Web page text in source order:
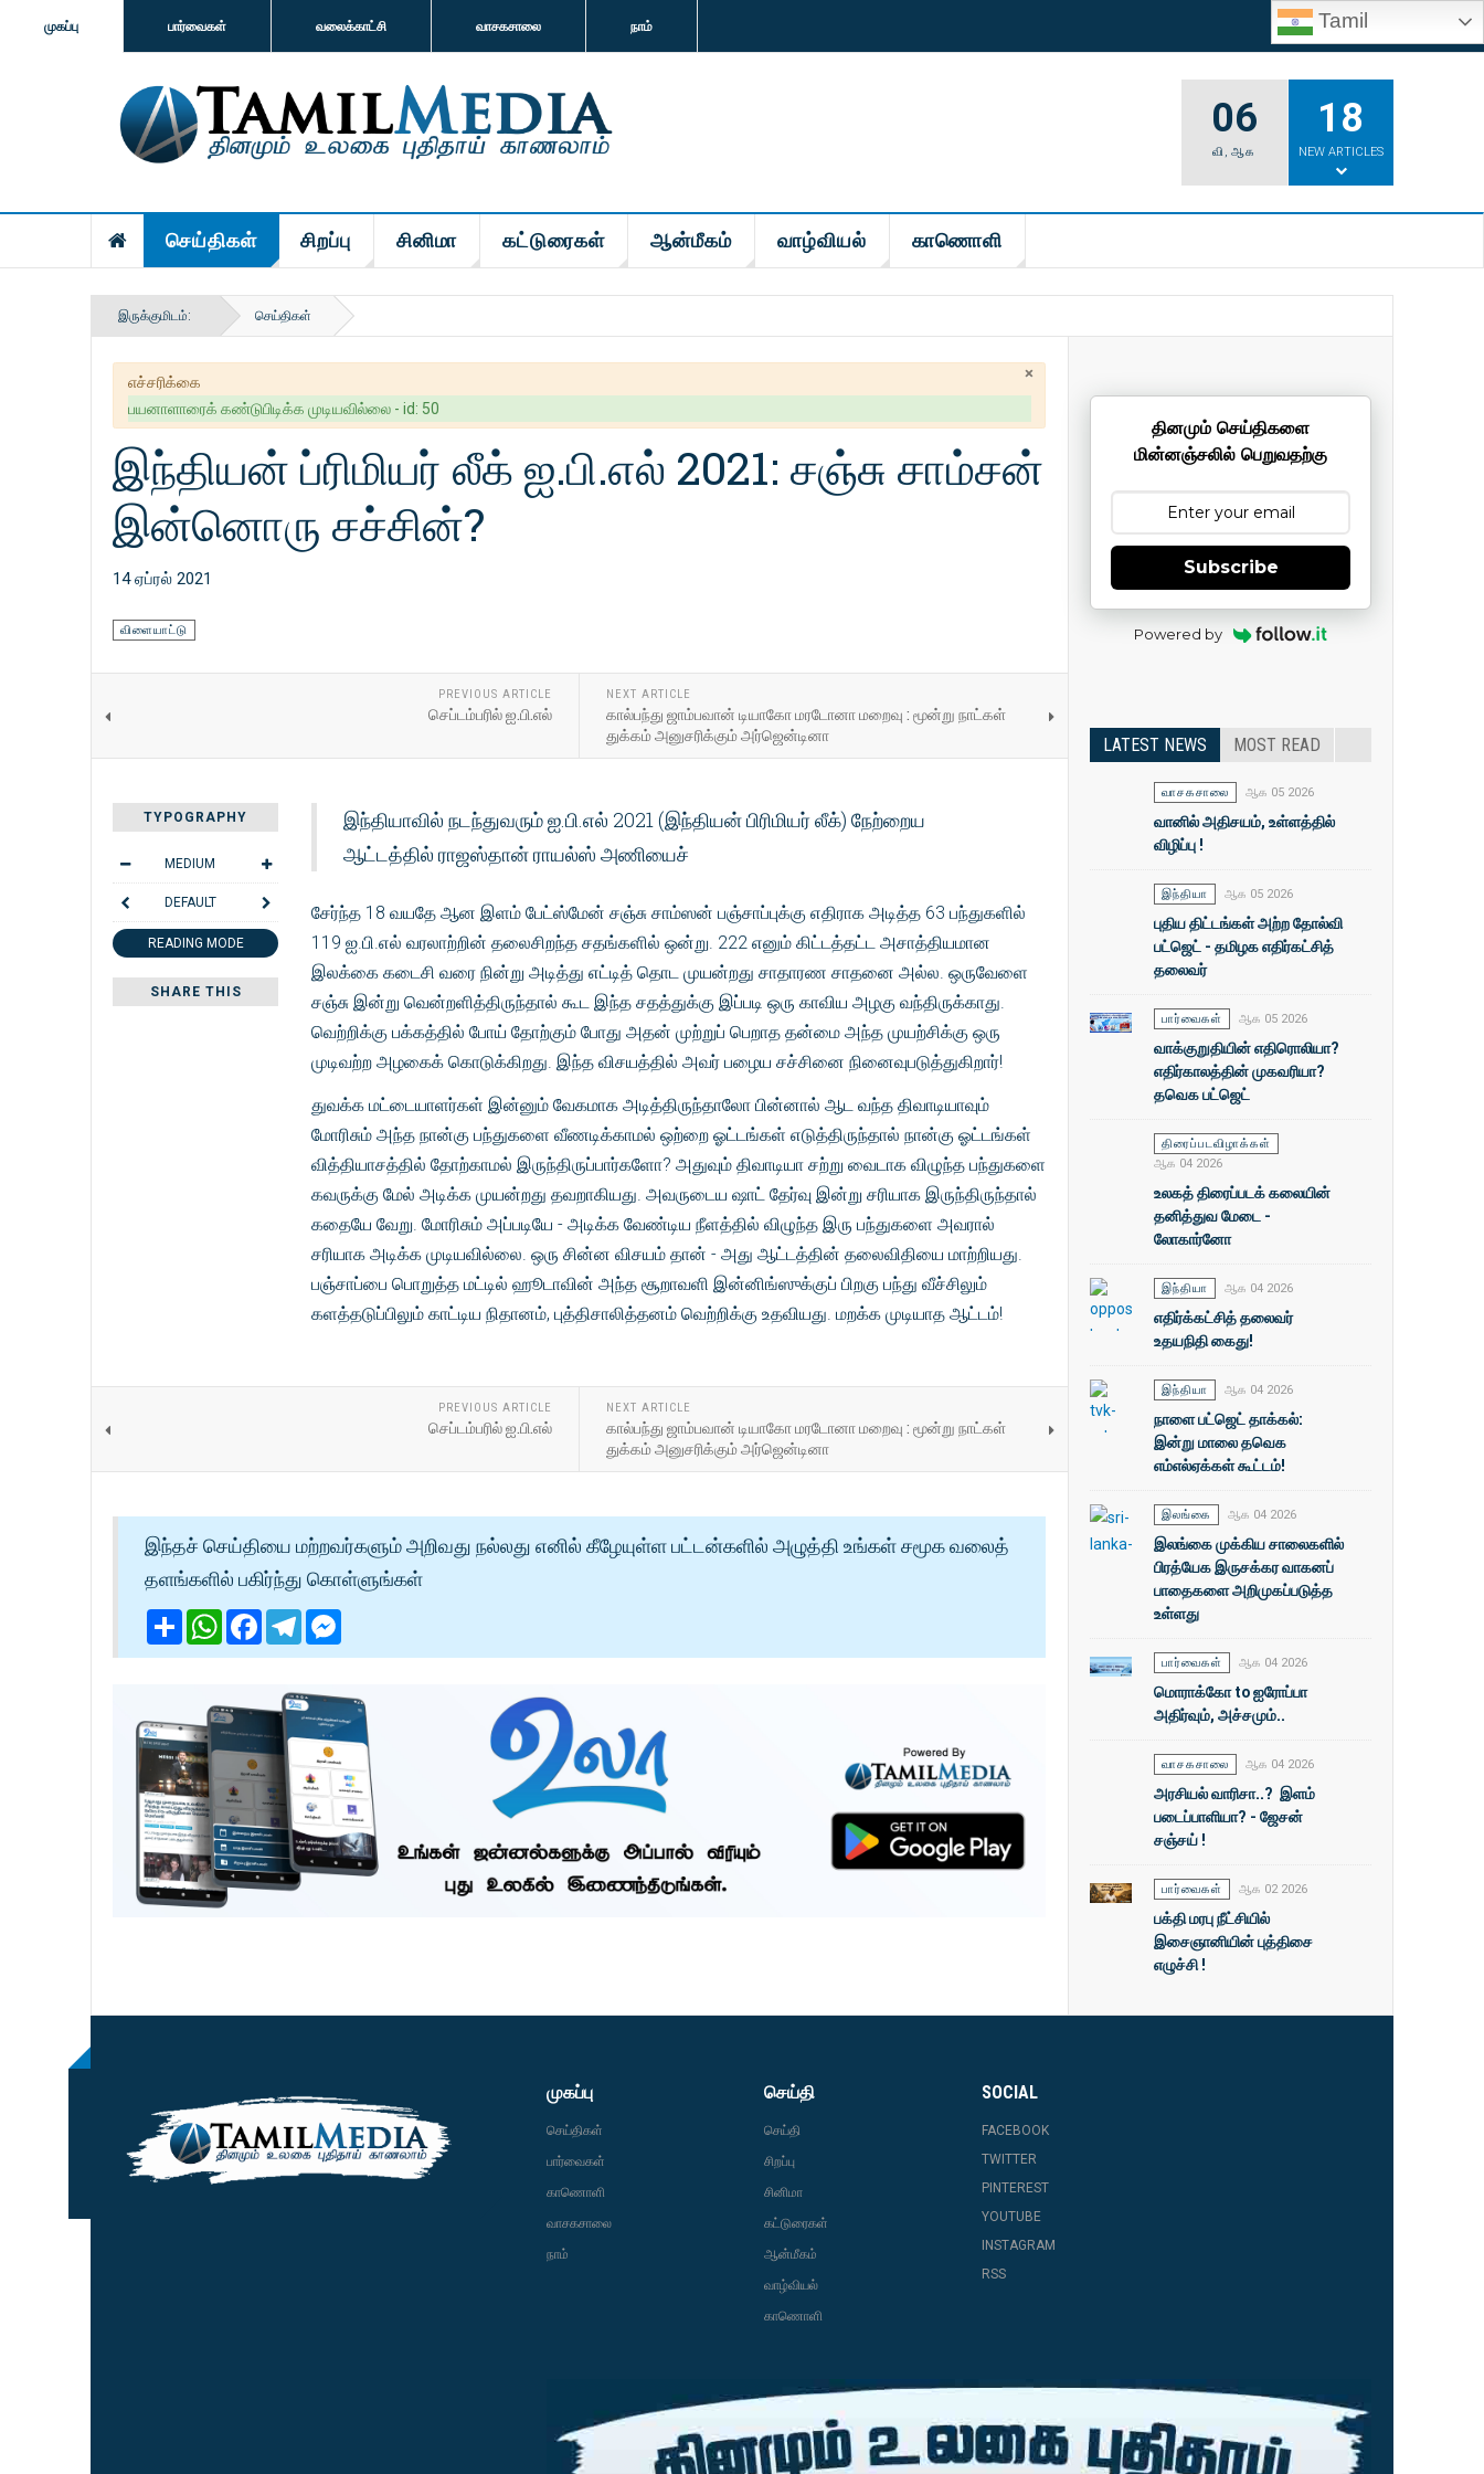
முகப்பு பார்வைகள் வலைக்காட்சி வாசகசாலை நாம் Tamil
06
வி,ஆக
18
NEW ARTICLES
செய்திகள் சிறப்பு சினிமா கட்டுரைகள் ஆன்மீகம் வாழ்வியல் காணொளி
இருக்குமிடம்: செய்திகள்
×
எச்சரிக்கை
பயனாளாரைக் கண்டுபிடிக்க முடியவில்லை - id: 50
இந்தியன் ப்ரிமியர் லீக் ஐ.பி.எல் 2021: சஞ்சு சாம்சன்
இன்னொரு சச்சின்?
14 ஏப்ரல் 2021
விளையாட்டு
PREVIOUS ARTICLE
செப்டம்பரில் ஐ.பி.எல்
NEXT ARTICLE
கால்பந்து ஜாம்பவான் டியாகோ மரடோனா மறைவு : மூன்று நாட்கள்
துக்கம் அனுசரிக்கும் அர்ஜென்டினா
TYPOGRAPHY
MEDIUM
DEFAULT
READING MODE
SHARE THIS
இந்தியாவில் நடந்துவரும் ஐ.பி.எல் 2021 (இந்தியன் பிரிமியர் லீக்) நேற்றைய
ஆட்டத்தில் ராஜஸ்தான் ராயல்ஸ் அணியைச்
சேர்ந்த 18 வயதே ஆன இளம் பேட்ஸ்மேன் சஞ்சு சாம்ஸன் பஞ்சாப்புக்கு எதிராக அடித்த 63 பந்துகளில்
119 ஐ.பி.எல் வரலாற்றின் தலைசிறந்த சதங்களில் ஒன்று. 222 எனும் கிட்டத்தட்ட அசாத்தியமான
இலக்கை கடைசி வரை நின்று அடித்து எட்டித் தொட முயன்றது சாதாரண சாதனை அல்ல. ஒருவேளை
சஞ்சு இன்று வென்றளித்திருந்தால் கூட இந்த சதத்துக்கு இப்படி ஒரு காவிய அழகு வந்திருக்காது.
வெற்றிக்கு பக்கத்தில் போய் தோற்கும் போது அதன் முற்றுப் பெறாத தன்மை அந்த முயற்சிக்கு ஒரு
முடிவற்ற அழகைக் கொடுக்கிறது. இந்த விசயத்தில் அவர் பழைய சச்சினை நினைவுபடுத்துகிறார்!
துவக்க மட்டையாளர்கள் இன்னும் வேகமாக அடித்திருந்தாலோ பின்னால் ஆட வந்த திவாடியாவும்
மோரிசும் அந்த நான்கு பந்துகளை வீணடிக்காமல் ஒற்றை ஓட்டங்கள் எடுத்திருந்தால் நான்கு ஓட்டங்கள்
வித்தியாசத்தில் தோற்காமல் இருந்திருப்பார்களோ? அதுவும் திவாடியா சற்று வைடாக விழுந்த பந்துகளை
கவருக்கு மேல் அடிக்க முயன்றது தவறாகியது. அவருடைய ஷாட் தேர்வு இன்று சரியாக இருந்திருந்தால்
கதையே வேறு. மோரிசும் அப்படியே - அடிக்க வேண்டிய நீளத்தில் விழுந்த இரு பந்துகளை அவரால்
சரியாக அடிக்க முடியவில்லை. ஒரு சின்ன விசயம் தான் - அது ஆட்டத்தின் தலைவிதியை மாற்றியது.
பஞ்சாப்பை பொறுத்த மட்டில் ஹூடாவின் அந்த சூறாவளி இன்னிங்ஸுக்குப் பிறகு பந்து வீச்சிலும்
களத்தடுப்பிலும் காட்டிய நிதானம், புத்திசாலித்தனம் வெற்றிக்கு உதவியது. மறக்க முடியாத ஆட்டம்!
PREVIOUS ARTICLE
செப்டம்பரில் ஐ.பி.எல்
NEXT ARTICLE
கால்பந்து ஜாம்பவான் டியாகோ மரடோனா மறைவு : மூன்று நாட்கள்
துக்கம் அனுசரிக்கும் அர்ஜென்டினா
இந்தச் செய்தியை மற்றவர்களும் அறிவது நல்லது எனில் கீழேயுள்ள பட்டன்களில் அழுத்தி உங்கள் சமூக வலைத்
தளங்களில் பகிர்ந்து கொள்ளுங்கள்
ShareWhatsApp
Facebook
Telegram
தினமும் செய்திகளை
மின்னஞ்சலில் பெறுவதற்கு
Subscribe
Powered by
LATEST NEWS MOST READ
வாசகசாலை ஆக 05 2026
வானில் அதிசயம், உள்ளத்தில்
விழிப்பு !
இந்தியா ஆக 05 2026
புதிய திட்டங்கள் அற்ற தோல்வி
பட்ஜெட் - தமிழக எதிர்கட்சித்
தலைவர்
பார்வைகள் ஆக 05 2026
வாக்குறுதியின் எதிரொலியா?
எதிர்காலத்தின் முகவரியா?
தவெக பட்ஜெட்
திரைப்படவிழாக்கள்
ஆக 04 2026
உலகத் திரைப்படக் கலையின்
தனித்துவ மேடை -
லோகார்னோ
இந்தியா ஆக 04 2026
எதிர்க்கட்சித் தலைவர்
உதயநிதி கைது!
இந்தியா ஆக 04 2026
நாளை பட்ஜெட் தாக்கல்:
இன்று மாலை தவெக
எம்எல்ஏக்கள் கூட்டம்!
இலங்கை ஆக 04 2026
இலங்கை முக்கிய சாலைகளில்
பிரத்யேக இருசக்கர வாகனப்
பாதைகளை அறிமுகப்படுத்த
உள்ளது
பார்வைகள் ஆக 04 2026
மொராக்கோ to ஐரோப்பா
அதிர்வும், அச்சமும்..
வாசகசாலை ஆக 04 2026
அரசியல் வாரிசா..? இளம்
படைப்பாளியா? - ஜேசன்
சஞ்சய் !
பார்வைகள் ஆக 02 2026
பக்தி மரபு நீட்சியில்
இசைஞானியின் புத்திசை
எழுச்சி !
முகப்பு
செய்திகள்
பார்வைகள்
காணொளி
வாசகசாலை
நாம்
செய்தி
செய்தி
சிறப்பு
சினிமா
கட்டுரைகள்
ஆன்மீகம்
வாழ்வியல்
காணொளி
SOCIAL
FACEBOOK
TWITTER
PINTEREST
YOUTUBE
INSTAGRAM
RSS